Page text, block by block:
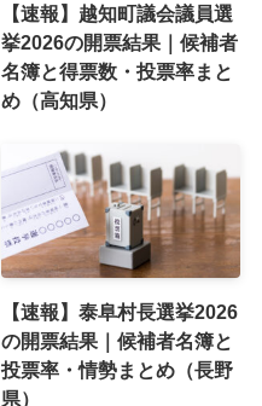
【速報】越知町議会議員選
挙2026の開票結果｜候補者
名簿と得票数・投票率まと
め（高知県）
【速報】泰阜村長選挙2026
の開票結果｜候補者名簿と
投票率・情勢まとめ（長野
県）